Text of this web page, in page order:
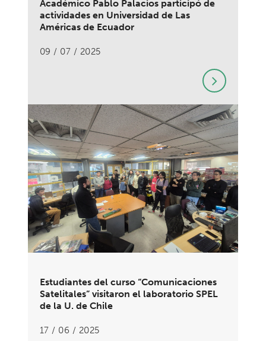
Académico Pablo Palacios participó de
actividades en Universidad de Las
Américas de Ecuador
09 / 07 / 2025
Estudiantes del curso “Comunicaciones
Satelitales” visitaron el laboratorio SPEL
de la U. de Chile
17 / 06 / 2025